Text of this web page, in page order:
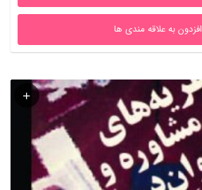
افزدون به علاقه مندی ها